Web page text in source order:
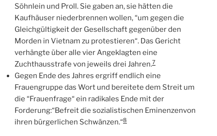
Söhnlein und Proll. Sie gaben an, sie hätten die
Kaufhäuser niederbrennen wollen, “um gegen die
Gleichgültigkeit der Gesellschaft gegenüber den
Morden in Vietnam zu protestieren“. Das Gericht
verhängte über alle vier Angeklagten eine
Zuchthausstrafe von jeweils drei Jahren.7
Gegen Ende des Jahres ergriff endlich eine
Frauengruppe das Wort und bereitete dem Streit um
die “Frauenfrage“ ein radikales Ende mit der
Forderung:“Befreit die sozialistischen Eminenzenvon
ihren bürgerlichen Schwänzen.“8